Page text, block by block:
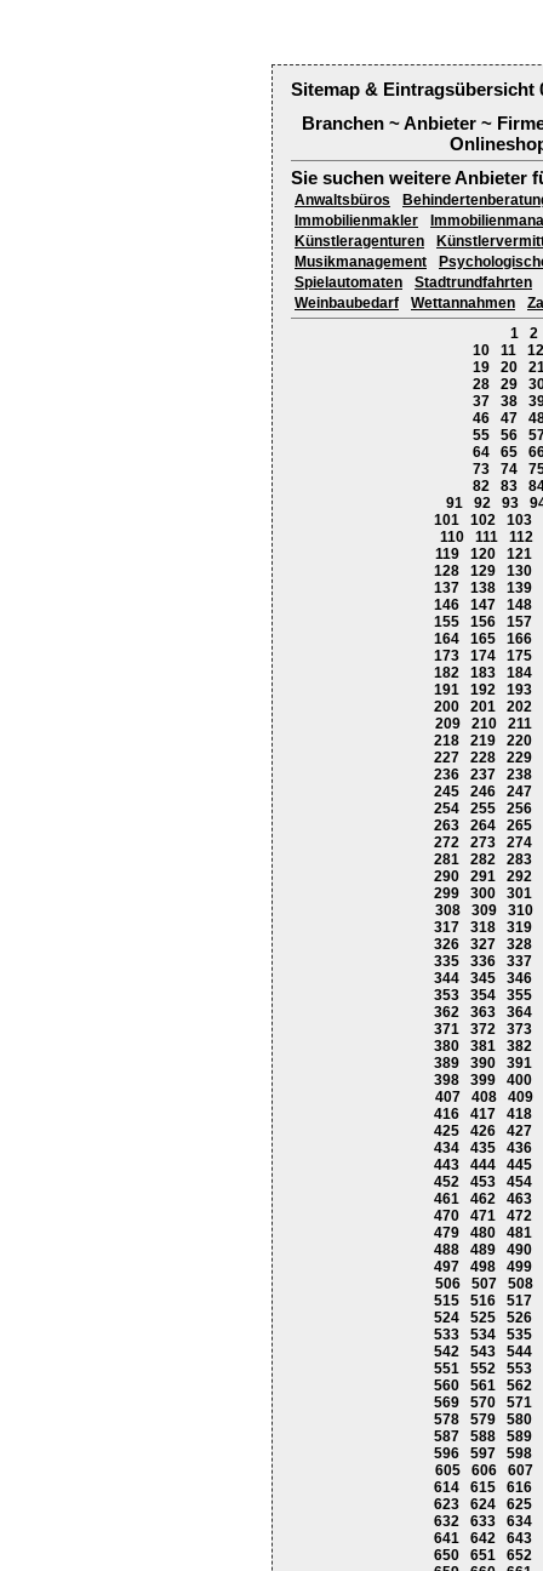
Sitemap & Eintragsübersicht
Branchen ~ Anbieter ~
Sie suchen weitere Anbieter
Anwaltsbüros
Immobilienmakler
Künstleragenturen
Musikmanagement
Spielautomaten
Stadtrundfahrten
Weinbaubedarf
Wettannahmen
1
2
10
11
12
19
20
28
29
37
38
46
47
55
56
64
65
73
74
82
83
91
92 93
101
102
103
110
111
112
119
120 121
128
129
130
137
138
139
146
147
148
155
156
157
164
165
166
173
174
175
182
183
184
191
192
193
200
201
202
209
210 211
218
219
220
227
228
229
236
237
238
245
246
247
254
255
256
263
264
265
272
273
274
281
282
283
290
291
292
299
300
301
308
309
310
317
318
319
326
327
328
335
336
337
344
345
346
353
354
355
362
363
364
371
372
373
380
381
382
389
390
391
398
399
400
407
408
409
416
417
418
425
426
427
434
435
436
443
444
445
452
453
454
461
462
463
470
471
472
479
480
481
488
489
490
497
498
499
506
507
508
515
516
517
524
525
526
533
534
535
542
543
544
551
552
553
560
561
562
569
570
571
578
579
580
587
588
589
596
597
598
605
606
607
614
615
616
623
624
625
632
633
634
641
642
643
650
651
652